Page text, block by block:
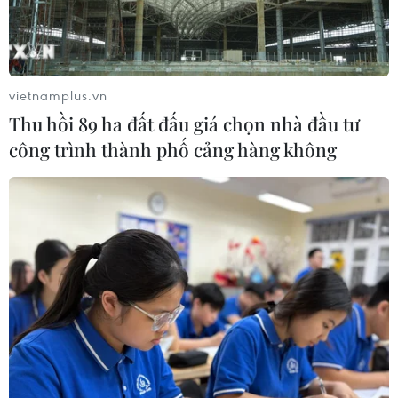
Đã xác định phương tiện khiến hàng
loạt ôtô thủng lốp trên cao tốc Bắc-
07/08/2026 10:03
bị cháy nhà tại xóm Chăm La Ma
Đồng chí Lê Quang Đạo - nhà lãnh
đạo tài năng của Đảng và cách mạng
Việt Nam
07/08/2026 09:49
vietnamplus.vn
Thu hồi 89 ha đất đấu giá chọn nhà đầu tư
công trình thành phố cảng hàng không